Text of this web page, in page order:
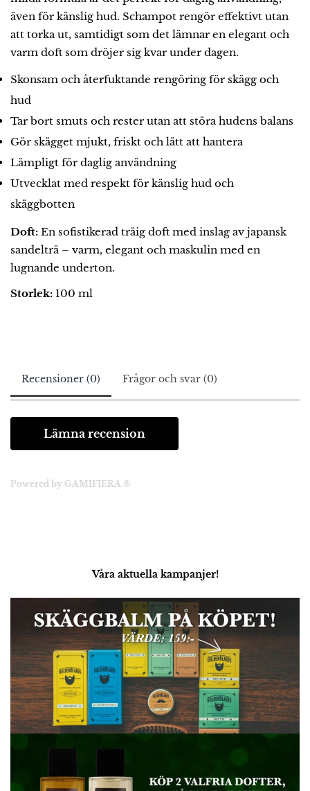
även för känslig hud. Schampot rengör effektivt utan
att torka ut, samtidigt som det lämnar en elegant och
varm doft som dröjer sig kvar under dagen.
Skonsam och återfuktande rengöring för skägg och
hud
Tar bort smuts och rester utan att störa hudens balans
Gör skägget mjukt, friskt och lätt att hantera
Lämpligt för daglig användning
Utvecklat med respekt för känslig hud och
skäggbotten
Doft: En sofistikerad träig doft med inslag av japansk
sandelträ – varm, elegant och maskulin med en
lugnande underton.
Storlek: 100 ml
Recensioner (0) Frågor och svar (0)
Lämna recension
Powered by GAMIFIERA.®
Våra aktuella kampanjer!